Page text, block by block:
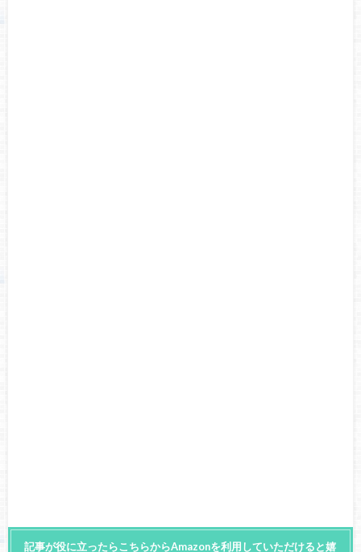
記事が役に立ったらこちらからAmazonを利用していただけると嬉